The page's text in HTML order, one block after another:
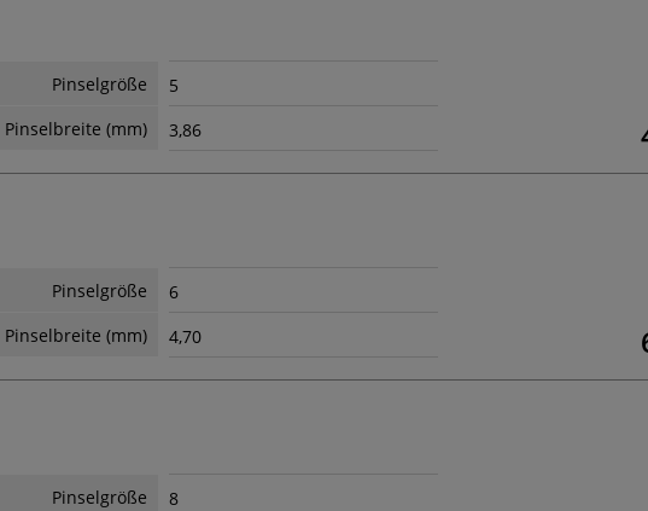
Pinselgröße
5
Pinselbreite (mm)
3,86
Pinselgröße
6
Pinselbreite (mm)
4,70
Pinselgröße
8